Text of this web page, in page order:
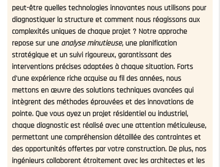
peut-être quelles technologies innovantes nous utilisons pour
diagnostiquer la structure et comment nous réagissons aux
complexités uniques de chaque projet ? Notre approche
repose sur une analyse minutieuse, une planification
stratégique et un suivi rigoureux, garantissant des
interventions précises adaptées à chaque situation. Forts
d'une expérience riche acquise au fil des années, nous
mettons en œuvre des solutions techniques avancées qui
intègrent des méthodes éprouvées et des innovations de
pointe. Que vous ayez un projet résidentiel ou industriel,
chaque diagnostic est réalisé avec une attention méticuleuse,
permettant une compréhension détaillée des contraintes et
des opportunités offertes par votre construction. De plus, nos
ingénieurs collaborent étroitement avec les architectes et les